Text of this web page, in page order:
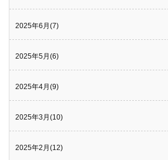
2025年6月(7)
2025年5月(6)
2025年4月(9)
2025年3月(10)
2025年2月(12)